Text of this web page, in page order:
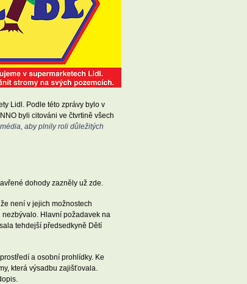
Lidl. Podle této zprávy bylo v
byli citováni ve čtvrtině všech
aby plnily roli důležitých
dohody zazněly už zde.
není v jejich možnostech
Hlavní požadavek na
tehdejší předsedkyně Dětí
a osobní prohlídky. Ke
která výsadbu zajišťovala.